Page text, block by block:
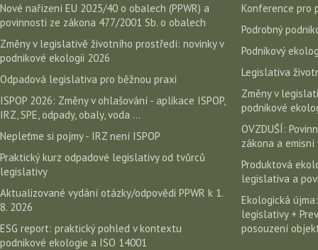
Nové nařízení EU 2025/40 o obalech (PPWR) a
povinnosti ze zákona 477/2001 Sb. o obalech
Změny v legislativě životního prostředí: novinky v
podnikové ekologii 2026
Odpadová legislativa pro běžnou praxi
ISPOP 2026: Změny v ohlašování - aplikace ISPOP,
IRZ, SPE, odpady, obaly, voda ...
Nepleťme si pojmy - IRZ není ISPOP
Praktický kurz odpadové legislativy od tvůrců
legislativy
Aktualizované vydání otázky/odpovědi PPWR k 1.
8. 2026
ESG report: praktický pohled v kontextu
podnikové ekologie a ISO 14001
Konference pro
Podrobný
Podnikový
Legislativa
Změny v
podnikové
OVZDUŠÍ:
zákona a emisní
Produktová
legislativa a
Ekologická
legislativy +
posouzení